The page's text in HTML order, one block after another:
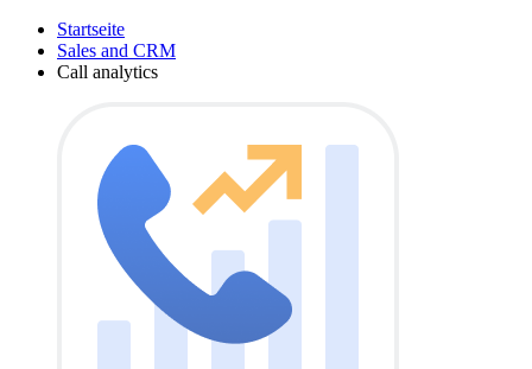
Startseite
Sales and CRM
Call analytics